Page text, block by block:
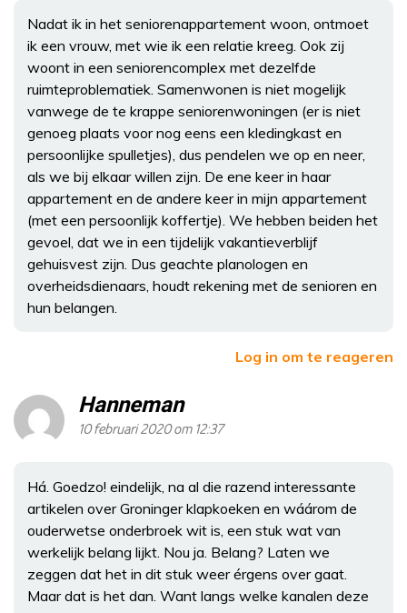
Nadat ik in het seniorenappartement woon, ontmoet
ik een vrouw, met wie ik een relatie kreeg. Ook zij
woont in een seniorencomplex met dezelfde
ruimteproblematiek. Samenwonen is niet mogelijk
vanwege de te krappe seniorenwoningen (er is niet
genoeg plaats voor nog eens een kledingkast en
persoonlijke spulletjes), dus pendelen we op en neer,
als we bij elkaar willen zijn. De ene keer in haar
appartement en de andere keer in mijn appartement
(met een persoonlijk koffertje). We hebben beiden het
gevoel, dat we in een tijdelijk vakantieverblijf
gehuisvest zijn. Dus geachte planologen en
overheidsdienaars, houdt rekening met de senioren en
hun belangen.
Log in om te reageren
Hanneman
10 februari 2020 om 12:37
Há. Goedzo! eindelijk, na al die razend interessante
artikelen over Groninger klapkoeken en wáárom de
ouderwetse onderbroek wit is, een stuk wat van
werkelijk belang lijkt. Nou ja. Belang? Laten we
zeggen dat het in dit stuk weer érgens over gaat.
Maar dat is het dan. Want langs welke kanalen deze